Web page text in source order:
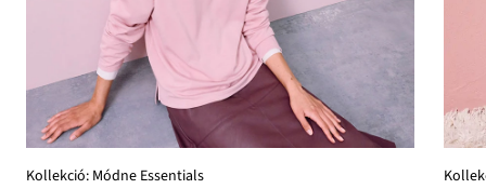
Kollekció: Módne Essentials